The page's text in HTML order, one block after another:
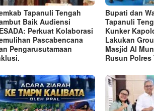
Tapanuli Tengah
Baik Audiensi
Perkuat Kolaborasi
Pascabencana
Pengarusutamaan
Bupati dan
Tapanuli
Kunker
Lakukan
Masjid Al
Rusun Polres